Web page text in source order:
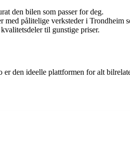
den bilen som passer for deg.
pålitelige verksteder i Trondheim
til gunstige priser.
den ideelle plattformen for alt